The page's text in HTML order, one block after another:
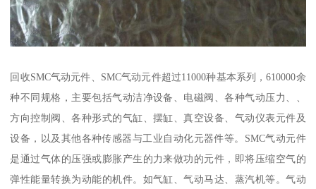
回收SMC气动元件、SMC气动元件超过11000种基本系列，610000余
种不同规格，主要包括气动洁净设备、电磁阀、各种气动压力、、
方向控制阀、各种形式的气缸、摆缸、真空设备、气动仪表元件及
设备，以及其他各种传感器与工业自动化元器件等。SMC气动元件
是通过气体的压强或膨胀产生的力来做功的元件，即将压缩空气的
弹性能量转换为动能的机件。如气缸、气动马达、蒸汽机等。气动